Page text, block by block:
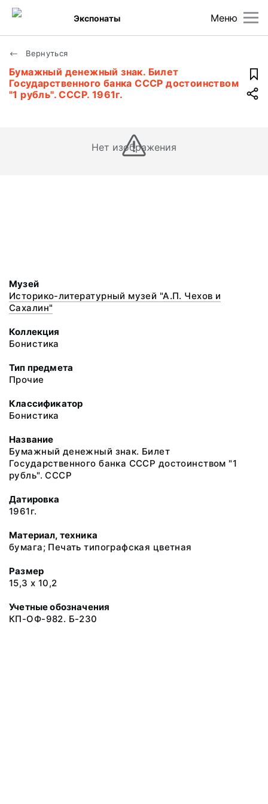
Меню
Экспонаты
Вернуться
Бумажный денежный знак. Билет
Государственного банка СССР достоинством
"1 рубль". СССР. 1961г.
Нет изображения
Музей
Историко-литературный музей "А.П. Чехов и
Сахалин"
Коллекция
Бонистика
Тип предмета
Прочие
Классификатор
Бонистика
Название
Бумажный денежный знак. Билет
Государственного банка СССР достоинством "1
рубль". СССР
Датировка
1961г.
Материал, техника
бумага; Печать типографская цветная
Размер
15,3 х 10,2
Учетные обозначения
КП-ОФ-982. Б-230